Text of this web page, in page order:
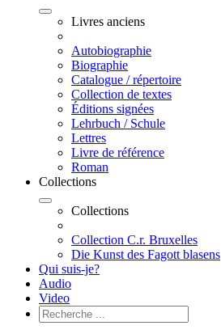
Livres anciens
Autobiographie
Biographie
Catalogue / répertoire
Collection de textes
Éditions signées
Lehrbuch / Schule
Lettres
Livre de référence
Roman
Collections
Collections
Collection C.r. Bruxelles
Die Kunst des Fagott blasens
Qui suis-je?
Audio
Video